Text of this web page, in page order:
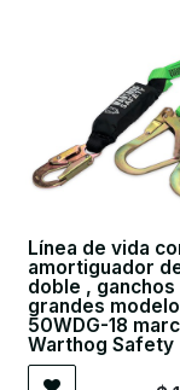
Línea de vida
amortiguador
doble , ganchos
grandes
50WDG-18
Warthog Safety